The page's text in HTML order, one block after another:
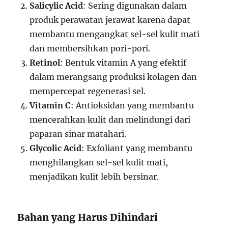
Salicylic Acid: Sering digunakan dalam
produk perawatan jerawat karena dapat
membantu mengangkat sel-sel kulit mati
dan membersihkan pori-pori.
Retinol: Bentuk vitamin A yang efektif
dalam merangsang produksi kolagen dan
mempercepat regenerasi sel.
Vitamin C: Antioksidan yang membantu
mencerahkan kulit dan melindungi dari
paparan sinar matahari.
Glycolic Acid: Exfoliant yang membantu
menghilangkan sel-sel kulit mati,
menjadikan kulit lebih bersinar.
Bahan yang Harus Dihindari